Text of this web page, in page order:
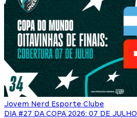
Jovem Nerd Esporte Clube
DIA #27 DA COPA 2026: 07 DE